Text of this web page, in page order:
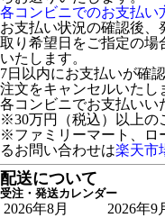
各コンビニでのお支払い
お支払い状況の確認後、
取り希望日をご指定の場
いたします。
7日以内にお支払いが確
注文をキャンセルいたし
各コンビニでお支払いい
※30万円（税込）以上の
※ファミリーマート、ロ
るお問い合わせは楽天市
配送について
受注・発送カレンダー
2026年8月
2026年9